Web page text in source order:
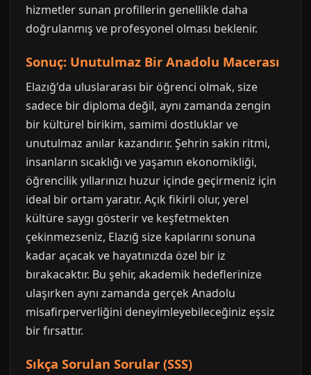
hizmetler sunan profillerin genellikle daha
doğrulanmış ve profesyonel olması beklenir.
Sonuç: Unutulmaz Bir Anadolu Macerası
Elazığ'da uluslararası bir öğrenci olmak, size
sadece bir diploma değil, aynı zamanda zengin
bir kültürel birikim, samimi dostluklar ve
unutulmaz anılar kazandırır. Şehrin sakin ritmi,
insanların sıcaklığı ve yaşamın ekonomikliği,
öğrencilik yıllarınızı huzur içinde geçirmeniz için
ideal bir ortam yaratır. Açık fikirli olur, yerel
kültüre saygı gösterir ve keşfetmekten
çekinmezseniz, Elazığ size kapılarını sonuna
kadar açacak ve hayatınızda özel bir iz
bırakacaktır. Bu şehir, akademik hedeflerinize
ulaşırken aynı zamanda gerçek Anadolu
misafirperverliğini deneyimleyebileceğiniz eşsiz
bir fırsattır.
Sıkça Sorulan Sorular (SSS)